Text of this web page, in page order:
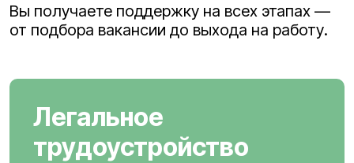
Вы получаете поддержку на всех этапах —
от подбора вакансии до выхода на работу.
Легальное
трудоустройство